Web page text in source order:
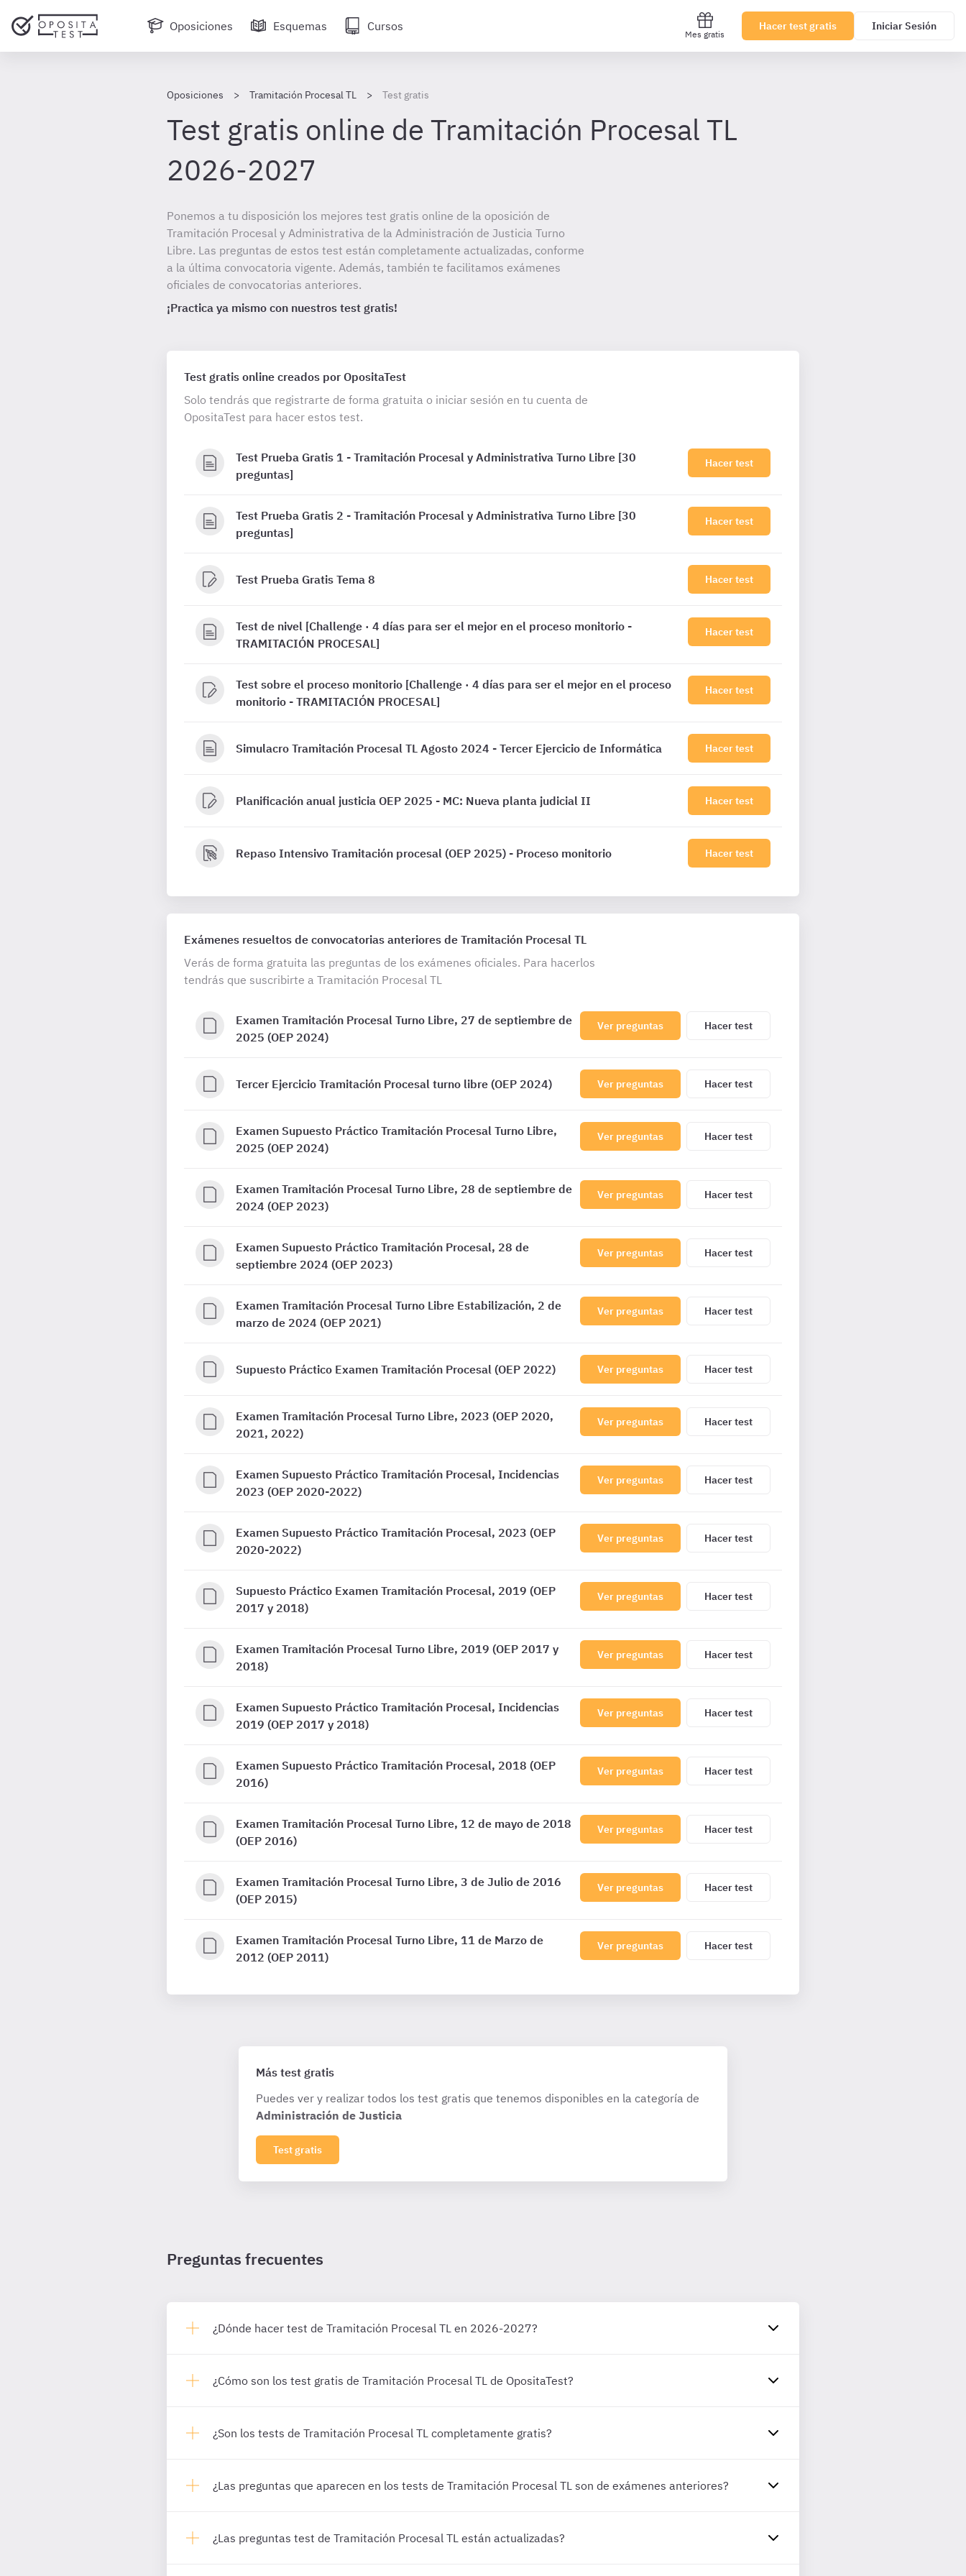
Oposiciones Esquemas Cursos
Mes gratis
Hacer test gratis Iniciar Sesión
Oposiciones Tramitación Procesal TL Test gratis
Test gratis online de Tramitación Procesal TL
2026-2027
Ponemos a tu disposición los mejores test gratis online de la oposición de
Tramitación Procesal y Administrativa de la Administración de Justicia Turno
Libre. Las preguntas de estos test están completamente actualizadas, conforme
a la última convocatoria vigente. Además, también te facilitamos exámenes
oficiales de convocatorias anteriores.
¡Practica ya mismo con nuestros test gratis!
Test gratis online creados por OpositaTest
Solo tendrás que registrarte de forma gratuita o iniciar sesión en tu cuenta de
OpositaTest para hacer estos test.
Test Prueba Gratis 1 - Tramitación Procesal y Administrativa Turno Libre [30
preguntas]
Hacer test
Test Prueba Gratis 2 - Tramitación Procesal y Administrativa Turno Libre [30
preguntas]
Hacer test
Test Prueba Gratis Tema 8 Hacer test
Test de nivel [Challenge · 4 días para ser el mejor en el proceso monitorio -
TRAMITACIÓN PROCESAL]
Hacer test
Test sobre el proceso monitorio [Challenge · 4 días para ser el mejor en el proceso
monitorio - TRAMITACIÓN PROCESAL]
Hacer test
Simulacro Tramitación Procesal TL Agosto 2024 - Tercer Ejercicio de Informática Hacer test
Planificación anual justicia OEP 2025 - MC: Nueva planta judicial II Hacer test
Repaso Intensivo Tramitación procesal (OEP 2025) - Proceso monitorio Hacer test
Exámenes resueltos de convocatorias anteriores de Tramitación Procesal TL
Verás de forma gratuita las preguntas de los exámenes oficiales. Para hacerlos
tendrás que suscribirte a Tramitación Procesal TL
Examen Tramitación Procesal Turno Libre, 27 de septiembre de
2025 (OEP 2024)
Ver preguntas Hacer test
Tercer Ejercicio Tramitación Procesal turno libre (OEP 2024) Ver preguntas Hacer test
Examen Supuesto Práctico Tramitación Procesal Turno Libre,
2025 (OEP 2024)
Ver preguntas Hacer test
Examen Tramitación Procesal Turno Libre, 28 de septiembre de
2024 (OEP 2023)
Ver preguntas Hacer test
Examen Supuesto Práctico Tramitación Procesal, 28 de
septiembre 2024 (OEP 2023)
Ver preguntas Hacer test
Examen Tramitación Procesal Turno Libre Estabilización, 2 de
marzo de 2024 (OEP 2021)
Ver preguntas Hacer test
Supuesto Práctico Examen Tramitación Procesal (OEP 2022) Ver preguntas Hacer test
Examen Tramitación Procesal Turno Libre, 2023 (OEP 2020,
2021, 2022)
Ver preguntas Hacer test
Examen Supuesto Práctico Tramitación Procesal, Incidencias
2023 (OEP 2020-2022)
Ver preguntas Hacer test
Examen Supuesto Práctico Tramitación Procesal, 2023 (OEP
2020-2022)
Ver preguntas Hacer test
Supuesto Práctico Examen Tramitación Procesal, 2019 (OEP
2017 y 2018)
Ver preguntas Hacer test
Examen Tramitación Procesal Turno Libre, 2019 (OEP 2017 y
2018)
Ver preguntas Hacer test
Examen Supuesto Práctico Tramitación Procesal, Incidencias
2019 (OEP 2017 y 2018)
Ver preguntas Hacer test
Examen Supuesto Práctico Tramitación Procesal, 2018 (OEP
2016)
Ver preguntas Hacer test
Examen Tramitación Procesal Turno Libre, 12 de mayo de 2018
(OEP 2016)
Ver preguntas Hacer test
Examen Tramitación Procesal Turno Libre, 3 de Julio de 2016
(OEP 2015)
Ver preguntas Hacer test
Examen Tramitación Procesal Turno Libre, 11 de Marzo de
2012 (OEP 2011)
Ver preguntas Hacer test
Más test gratis
Puedes ver y realizar todos los test gratis que tenemos disponibles en la categoría de
Administración de Justicia
Test gratis
Preguntas frecuentes
¿Dónde hacer test de Tramitación Procesal TL en 2026-2027?
¿Cómo son los test gratis de Tramitación Procesal TL de OpositaTest?
¿Son los tests de Tramitación Procesal TL completamente gratis?
¿Las preguntas que aparecen en los tests de Tramitación Procesal TL son de exámenes anteriores?
¿Las preguntas test de Tramitación Procesal TL están actualizadas?